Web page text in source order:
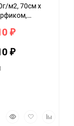
м2, 70см x
₽
₽
БыстрыйДобавитьДобавить